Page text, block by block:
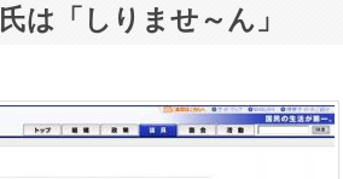
は「しりませ～ん」